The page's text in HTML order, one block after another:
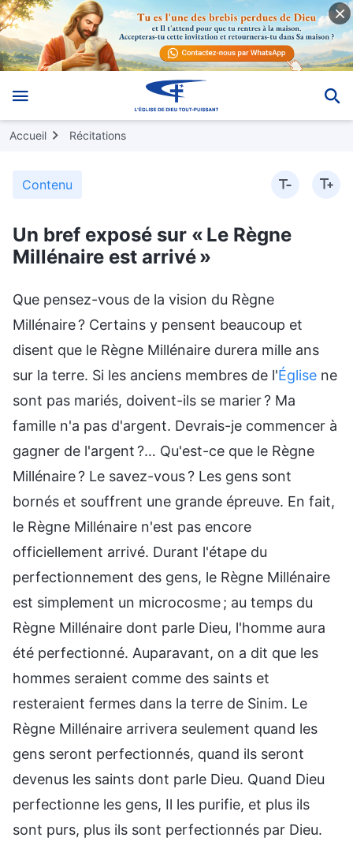
Accueil Récitations
Contenu
Un bref exposé sur « Le Règne
Millénaire est arrivé »
Que pensez-vous de la vision du Règne
Millénaire ? Certains y pensent beaucoup et
disent que le Règne Millénaire durera mille ans
sur la terre. Si les anciens membres de l'Église ne
sont pas mariés, doivent-ils se marier ? Ma
famille n'a pas d'argent. Devrais-je commencer à
gagner de l'argent ?… Qu'est-ce que le Règne
Millénaire ? Le savez-vous ? Les gens sont
bornés et souffrent une grande épreuve. En fait,
le Règne Millénaire n'est pas encore
officiellement arrivé. Durant l'étape du
perfectionnement des gens, le Règne Millénaire
est simplement un microcosme ; au temps du
Règne Millénaire dont parle Dieu, l'homme aura
été perfectionné. Auparavant, on a dit que les
hommes seraient comme des saints et
resteraient fermes dans la terre de Sinim. Le
Règne Millénaire arrivera seulement quand les
gens seront perfectionnés, quand ils seront
devenus les saints dont parle Dieu. Quand Dieu
perfectionne les gens, Il les purifie, et plus ils
sont purs, plus ils sont perfectionnés par Dieu.